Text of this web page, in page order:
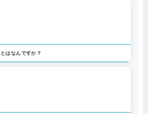
はなんですか？